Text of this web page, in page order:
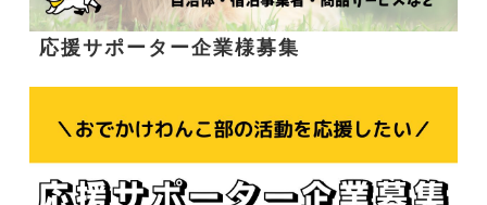
応援サポーター企業様募集